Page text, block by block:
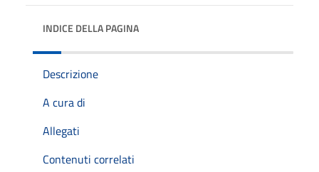
INDICE DELLA PAGINA
Descrizione
A cura di
Allegati
Contenuti correlati